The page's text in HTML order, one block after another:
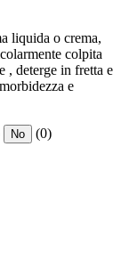
liquida o crema,
colpita
, deterge in fretta e
e
No (0)